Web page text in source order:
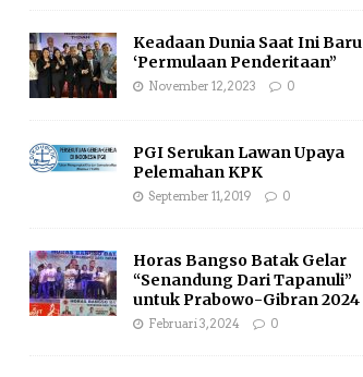
Keadaan Dunia Saat Ini Baru
‘Permulaan Penderitaan”
November 12, 2023 0
PGI Serukan Lawan Upaya
Pelemahan KPK
September 11, 2019 0
Horas Bangso Batak Gelar
“Senandung Dari Tapanuli”
untuk Prabowo-Gibran 2024
Februari 3, 2024 0